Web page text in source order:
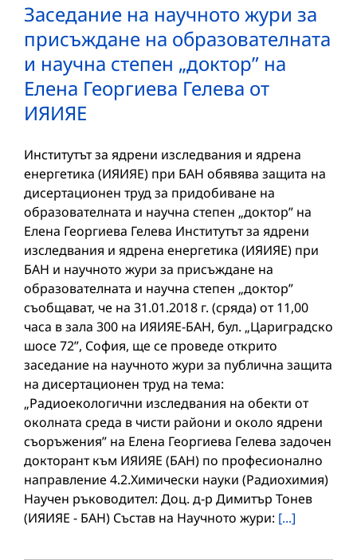
Заседание на научното жури за
присъждане на образователната
и научна степен „доктор” на
Елена Георгиева Гелева от
ИЯИЯЕ
Институтът за ядрени изследвания и ядрена
енергетика (ИЯИЯЕ) при БАН обявява защита на
дисертационен труд за придобиване на
образователната и научна степен „доктор” на
Елена Георгиева Гелева Институтът за ядрени
изследвания и ядрена енергетика (ИЯИЯЕ) при
БАН и научното жури за присъждане на
образователната и научна степен „доктор”
съобщават, че на 31.01.2018 г. (сряда) от 11,00
часа в зала 300 на ИЯИЯЕ-БАН, бул. „Цариградско
шосе 72”, София, ще се проведе открито
заседание на научното жури за публична защита
на дисертационен труд на тема:
„Радиоекологични изследвания на обекти от
околната среда в чисти райони и около ядрени
съоръжения” на Елена Георгиева Гелева задочен
докторант към ИЯИЯЕ (БАН) по професионално
направление 4.2.Химически науки (Радиохимия)
Научен ръководител: Доц. д-р Димитър Тонев
(ИЯИЯЕ - БАН) Състав на Научното жури: [...]